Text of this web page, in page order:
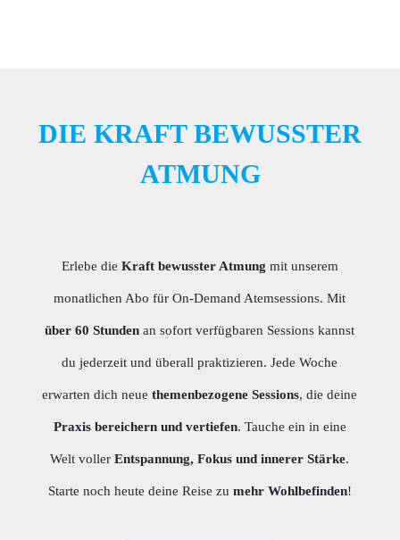
DIE KRAFT BEWUSSTER
ATMUNG
Erlebe die Kraft bewusster Atmung mit unserem
monatlichen Abo für On-Demand Atemsessions. Mit
über 60 Stunden an sofort verfügbaren Sessions kannst
du jederzeit und überall praktizieren. Jede Woche
erwarten dich neuethemenbezogene Sessions, die deine
Praxis bereichern und vertiefen. Tauche ein in eine
Welt vollerEntspannung, Fokus und innerer Stärke.
Starte noch heute deine Reise zu mehr Wohlbefinden!